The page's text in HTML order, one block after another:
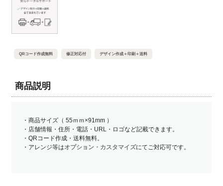
QRコード作成無料 修正対応付 デザイン作成＋印刷＋送料
商品説明
・商品サイズ（ 55ｍｍ×91mm ）
・店舗情報・住所・電話・URL・ロゴなど記載できます。
・QRコード作成・送料無料。
・アレンジ等はオプション・カスタマイズにてご対応可です。